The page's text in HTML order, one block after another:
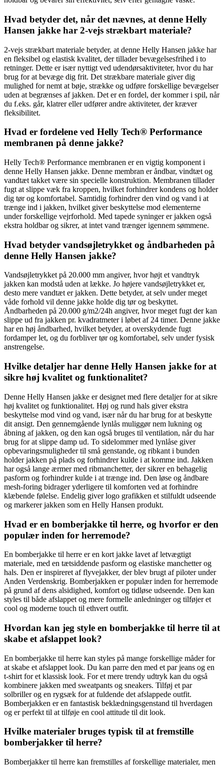
Hvad betyder det, når det nævnes, at denne Helly
Hansen jakke har 2-vejs strækbart materiale?
2-vejs strækbart materiale betyder, at denne Helly Hansen jakke har
en fleksibel og elastisk kvalitet, der tillader bevægelsesfrihed i to
retninger. Dette er især nyttigt ved udendørsaktiviteter, hvor du har
brug for at bevæge dig frit. Det strækbare materiale giver dig
mulighed for nemt at bøje, strække og udføre forskellige bevægelser
uden at begrænses af jakken. Det er en fordel, der kommer i spil, når
du f.eks. går, klatrer eller udfører andre aktiviteter, der kræver
fleksibilitet.
Hvad er fordelene ved Helly Tech® Performance
membranen på denne jakke?
Helly Tech® Performance membranen er en vigtig komponent i
denne Helly Hansen jakke. Denne membran er åndbar, vindtæt og
vandtæt takket være sin specielle konstruktion. Membranen tillader
fugt at slippe væk fra kroppen, hvilket forhindrer kondens og holder
dig tør og komfortabel. Samtidig forhindrer den vind og vand i at
trænge ind i jakken, hvilket giver beskyttelse mod elementerne
under forskellige vejrforhold. Med tapede syninger er jakken også
ekstra holdbar og sikrer, at intet vand trænger igennem sømmene.
Hvad betyder vandsøjletrykket og åndbarheden på
denne Helly Hansen jakke?
Vandsøjletrykket på 20.000 mm angiver, hvor højt et vandtryk
jakken kan modstå uden at lække. Jo højere vandsøjletrykket er,
desto mere vandtæt er jakken. Dette betyder, at selv under meget
våde forhold vil denne jakke holde dig tør og beskyttet.
Åndbarheden på 20.000 g/m2/24h angiver, hvor meget fugt der kan
slippe ud fra jakken pr. kvadratmeter i løbet af 24 timer. Denne jakke
har en høj åndbarhed, hvilket betyder, at overskydende fugt
fordamper let, og du forbliver tør og komfortabel, selv under fysisk
anstrengelse.
Hvilke detaljer har denne Helly Hansen jakke for at
sikre høj kvalitet og funktionalitet?
Denne Helly Hansen jakke er designet med flere detaljer for at sikre
høj kvalitet og funktionalitet. Høj og rund hals giver ekstra
beskyttelse mod vind og vand, især når du har brug for at beskytte
dit ansigt. Den gennemgående lynlås muliggør nem lukning og
åbning af jakken, og den kan også bruges til ventilation, når du har
brug for at slippe damp ud. To sidelommer med lynlåse giver
opbevaringsmuligheder til små genstande, og ribkant i bunden
holder jakken på plads og forhindrer kulde i at komme ind. Jakken
har også lange ærmer med ribmanchetter, der sikrer en behagelig
pasform og forhindrer kulde i at trænge ind. Den løse og åndbare
mesh-foring bidrager yderligere til komforten ved at forhindre
klæbende følelse. Endelig giver logo grafikken et stilfuldt udseende
og markerer jakken som en Helly Hansen produkt.
Hvad er en bomberjakke til herre, og hvorfor er den
populær inden for herremode?
En bomberjakke til herre er en kort jakke lavet af letvægtigt
materiale, med en tætsiddende pasform og elastiske manchetter og
hals. Den er inspireret af flyvejakker, der blev brugt af piloter under
Anden Verdenskrig. Bomberjakken er populær inden for herremode
på grund af dens alsidighed, komfort og tidløse udseende. Den kan
styles til både afslappet og mere formelle anledninger og tilføjer et
cool og moderne touch til ethvert outfit.
Hvordan kan jeg style en bomberjakke til herre til at
skabe et afslappet look?
En bomberjakke til herre kan styles på mange forskellige måder for
at skabe et afslappet look. Du kan parre den med et par jeans og en
t-shirt for et klassisk look. For et mere trendy udtryk kan du også
kombinere jakken med sweatpants og sneakers. Tilføj et par
solbriller og en rygsæk for at fuldende det afslappede outfit.
Bomberjakken er en fantastisk beklædningsgenstand til hverdagen
og er perfekt til at tilføje en cool attitude til dit look.
Hvilke materialer bruges typisk til at fremstille
bomberjakker til herre?
Bomberjakker til herre kan fremstilles af forskellige materialer, men